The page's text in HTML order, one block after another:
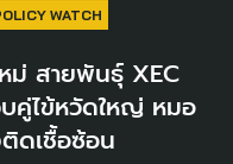
WATCH
ม่ สายพันธุ์ XEC
คู่ไข้หวัดใหญ่ หมอ
ดเชื้อซ้อน